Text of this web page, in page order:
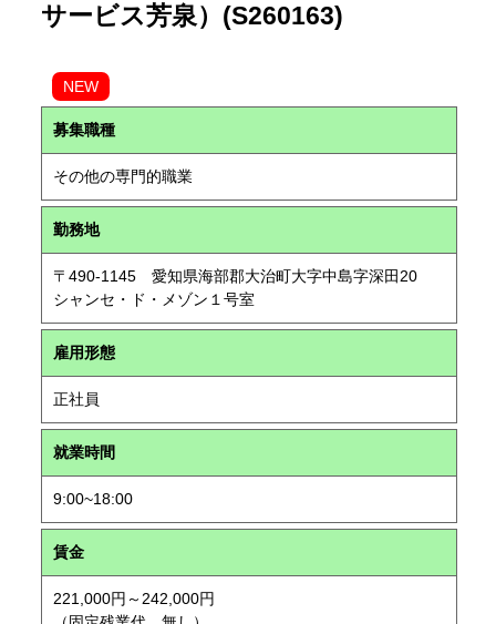
サービス芳泉）(S260163)
NEW
募集職種
その他の専門的職業
勤務地
〒490-1145 愛知県海部郡大治町大字中島字深田20
シャンセ・ド・メゾン１号室
雇用形態
正社員
就業時間
9:00~18:00
賃金
221,000円～242,000円